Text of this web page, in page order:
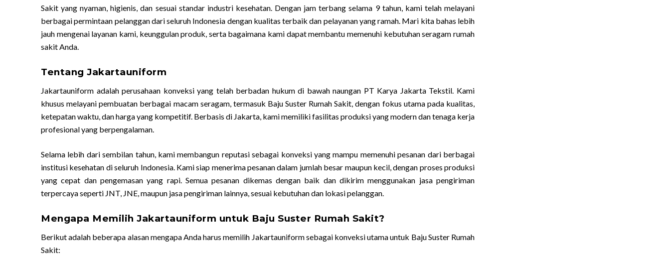
Sakit yang nyaman, higienis, dan sesuai standar industri kesehatan. Dengan jam terbang selama 9 tahun, kami telah melayani
berbagai permintaan pelanggan dari seluruh Indonesia dengan kualitas terbaik dan pelayanan yang ramah. Mari kita bahas lebih
jauh mengenai layanan kami, keunggulan produk, serta bagaimana kami dapat membantu memenuhi kebutuhan seragam rumah
sakit Anda.
Tentang Jakartauniform
Jakartauniform adalah perusahaan konveksi yang telah berbadan hukum di bawah naungan PT Karya Jakarta Tekstil. Kami
khusus melayani pembuatan berbagai macam seragam, termasuk Baju Suster Rumah Sakit, dengan fokus utama pada kualitas,
ketepatan waktu, dan harga yang kompetitif. Berbasis di Jakarta, kami memiliki fasilitas produksi yang modern dan tenaga kerja
profesional yang berpengalaman.
Selama lebih dari sembilan tahun, kami membangun reputasi sebagai konveksi yang mampu memenuhi pesanan dari berbagai
institusi kesehatan di seluruh Indonesia. Kami siap menerima pesanan dalam jumlah besar maupun kecil, dengan proses produksi
yang cepat dan pengemasan yang rapi. Semua pesanan dikemas dengan baik dan dikirim menggunakan jasa pengiriman
terpercaya seperti JNT, JNE, maupun jasa pengiriman lainnya, sesuai kebutuhan dan lokasi pelanggan.
Mengapa Memilih Jakartauniform untuk Baju Suster Rumah Sakit?
Berikut adalah beberapa alasan mengapa Anda harus memilih Jakartauniform sebagai konveksi utama untuk Baju Suster Rumah
Sakit: